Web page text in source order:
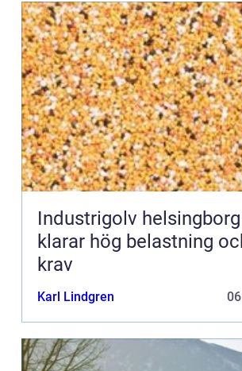
Industrigolv
klarar hög belastning
krav
Karl Lindgren